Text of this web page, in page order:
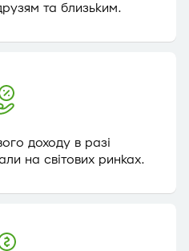
та близьким.
доходу в разі
на світових ринках.